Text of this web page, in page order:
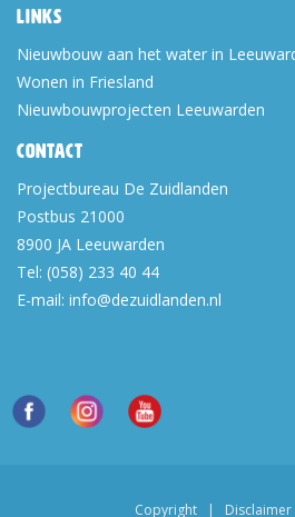
Links
Nieuwbouw aan het water in
Wonen in Friesland
Nieuwbouwprojecten Leeuwarden
Contact
Projectbureau De Zuidlanden
Postbus 21000
8900 JA Leeuwarden
Tel: (058) 233 40 44
E-mail: info@dezuidlanden.nl
Copyright | Disclaimer